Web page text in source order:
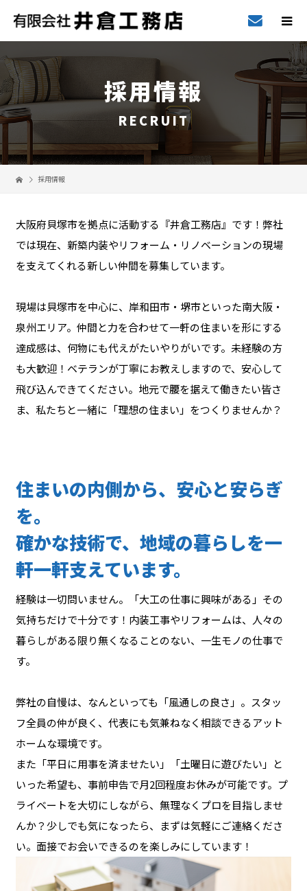
採用情報
RECRUIT
採用情報
大阪府貝塚市を拠点に活動する『井倉工務店』です！弊社
では現在、新築内装やリフォーム・リノベーションの現場
を支えてくれる新しい仲間を募集しています。
現場は貝塚市を中心に、岸和田市・堺市といった南大阪・
泉州エリア。仲間と力を合わせて一軒の住まいを形にする
達成感は、何物にも代えがたいやりがいです。未経験の方
も大歓迎！ベテランが丁寧にお教えしますので、安心して
飛び込んできてください。地元で腰を据えて働きたい皆さ
ま、私たちと一緒に「理想の住まい」をつくりませんか？
住まいの内側から、安心と安らぎ
を。
確かな技術で、地域の暮らしを一
軒一軒支えています。
経験は一切問いません。「大工の仕事に興味がある」その
気持ちだけで十分です！内装工事やリフォームは、人々の
暮らしがある限り無くなることのない、一生モノの仕事で
す。
弊社の自慢は、なんといっても「風通しの良さ」。スタッ
フ全員の仲が良く、代表にも気兼ねなく相談できるアット
ホームな環境です。
また「平日に用事を済ませたい」「土曜日に遊びたい」と
いった希望も、事前申告で月2回程度お休みが可能です。プ
ライベートを大切にしながら、無理なくプロを目指しませ
んか？少しでも気になったら、まずは気軽にご連絡くださ
い。面接でお会いできるのを楽しみにしています！